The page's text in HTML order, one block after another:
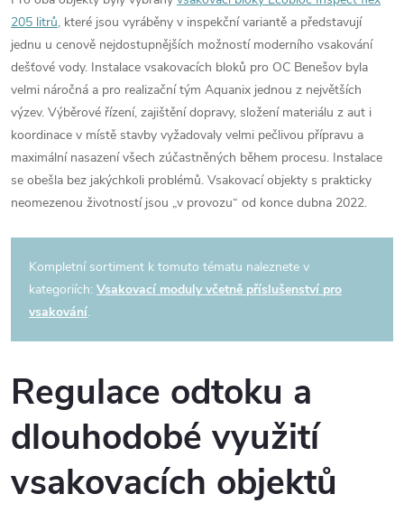
205 litrů, které jsou vyráběny v inspekční variantě a představují
jednu u cenově nejdostupnějších možností moderního vsakování
dešťové vody. Instalace vsakovacích bloků pro OC Benešov byla
velmi náročná a pro realizační tým Aquanix jednou z největších
výzev. Výběrové řízení, zajištění dopravy, složení materiálu z aut i
koordinace v místě stavby vyžadovaly velmi pečlivou přípravu a
maximální nasazení všech zúčastněných během procesu. Instalace
se obešla bez jakýchkoli problémů. Vsakovací objekty s prakticky
neomezenou životností jsou „v provozu“ od konce dubna 2022.
Kompletní sortiment k tomuto tématu naleznete v
kategoriích: Vsakovací moduly včetně příslušenství pro
vsakování.
Regulace odtoku a
dlouhodobé využití
vsakovacích objektů